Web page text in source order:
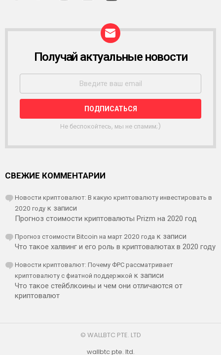
С
Ы
К
Получай актуальные новости
Не беспокойтесь, мы не спамим;)
СВЕЖИЕ КОММЕНТАРИИ
Новости криптовалют: В какую криптовалюту инвестировать в
2020 году к записи
Прогноз стоимости криптовалюты Prizm на 2020 год
Прогноз стоимости Bitcoin на март 2020 года к записи
Что такое халвинг и его роль в криптовалютах в 2020 году
Новости криптовалют: Почему ФРС рассматривает
криптовалюту с фиатной поддержкой к записи
Что такое стейблкоины и чем они отличаются от
криптовалют
© WALLBTC PTE. LTD
wallbtc pte. ltd.